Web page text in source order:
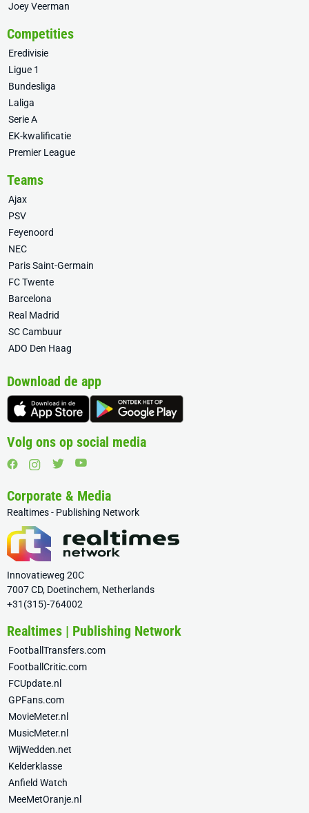
Joey Veerman
Competities
Eredivisie
Ligue 1
Bundesliga
Laliga
Serie A
EK-kwalificatie
Premier League
Teams
Ajax
PSV
Feyenoord
NEC
Paris Saint-Germain
FC Twente
Barcelona
Real Madrid
SC Cambuur
ADO Den Haag
Download de app
Volg ons op social media
Corporate & Media
Realtimes - Publishing Network
Innovatieweg 20C
7007 CD, Doetinchem, Netherlands
+31(315)-764002
Realtimes | Publishing Network
FootballTransfers.com
FootballCritic.com
FCUpdate.nl
GPFans.com
MovieMeter.nl
MusicMeter.nl
WijWedden.net
Kelderklasse
Anfield Watch
MeeMetOranje.nl